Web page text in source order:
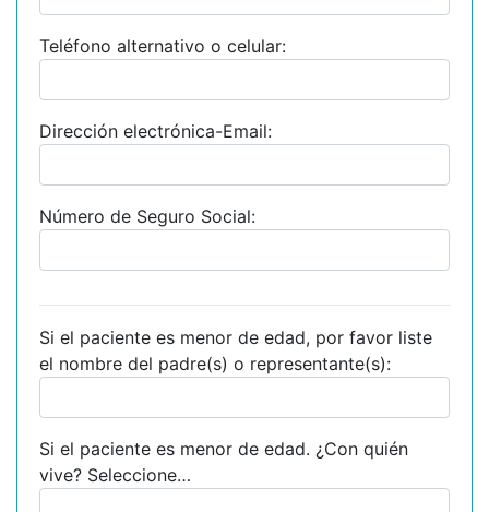
Teléfono alternativo o celular:
Dirección electrónica-Email:
Número de Seguro Social:
Si el paciente es menor de edad, por favor liste
el nombre del padre(s) o representante(s):
Si el paciente es menor de edad. ¿Con quién
vive? Seleccione…